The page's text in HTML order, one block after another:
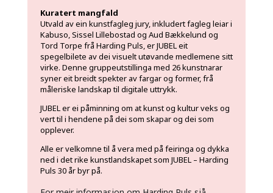
Kuratert mangfald
Utvald av ein kunstfagleg jury, inkludert fagleg leiar i
Kabuso, Sissel Lillebostad og Aud Bækkelund og
Tord Torpe frå Harding Puls, er JUBEL eit
spegelbilete av dei visuelt utøvande medlemene sitt
virke. Denne gruppeutstillinga med 26 kunstnarar
syner eit breidt spekter av fargar og former,frå
måleriske landskap til digitale uttrykk.
JUBEL er ei påminning om at kunst og kultur veks og
vert til i hendene på dei som skapar og dei som
opplever.
Alle er velkomne til å vera med på feiringa og dykka
ned i det rike kunstlandskapet som JUBEL – Harding
Puls 30 år byr på.